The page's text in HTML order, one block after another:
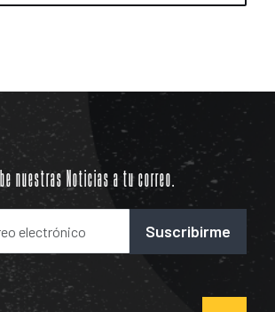
nuestras Noticias a tu correo.
Suscribirme